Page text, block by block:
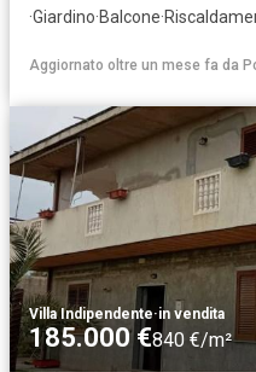
·Giardino·Balcone·
Aggiornato oltre un mese fa da
Villa Indipendente·in vendita
185.000 €840 €/m²